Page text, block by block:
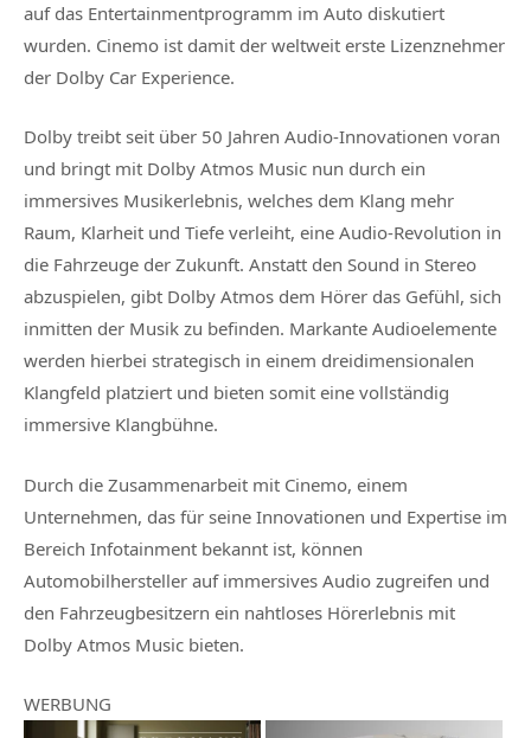
auf das Entertainmentprogramm im Auto diskutiert
wurden. Cinemo ist damit der weltweit erste Lizenznehmer
der Dolby Car Experience.
Dolby treibt seit über 50 Jahren Audio-Innovationen voran
und bringt mit Dolby Atmos Music nun durch ein
immersives Musikerlebnis, welches dem Klang mehr
Raum, Klarheit und Tiefe verleiht, eine Audio-Revolution in
die Fahrzeuge der Zukunft. Anstatt den Sound in Stereo
abzuspielen, gibt Dolby Atmos dem Hörer das Gefühl, sich
inmitten der Musik zu befinden. Markante Audioelemente
werden hierbei strategisch in einem dreidimensionalen
Klangfeld platziert und bieten somit eine vollständig
immersive Klangbühne.
Durch die Zusammenarbeit mit Cinemo, einem
Unternehmen, das für seine Innovationen und Expertise im
Bereich Infotainment bekannt ist, können
Automobilhersteller auf immersives Audio zugreifen und
den Fahrzeugbesitzern ein nahtloses Hörerlebnis mit
Dolby Atmos Music bieten.
WERBUNG